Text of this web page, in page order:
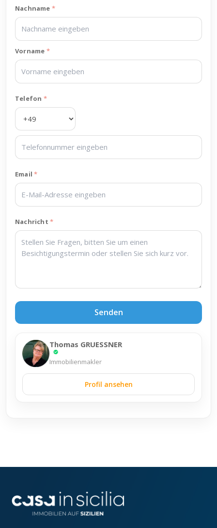
Nachname
Vorname
Telefon
Email
Nachricht
Senden
Thomas GRUESSNER
Immobilienmakler
Profil ansehen